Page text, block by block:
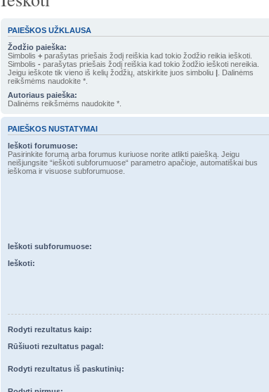
PAIEŠKOS UŽKLAUSA
Žodžio paieška:
Simbolis + parašytas priešais žodį reiškia kad tokio žodžio reikia ieškoti.
Simbolis - parašytas priešais žodį reiškia kad tokio žodžio ieškoti nereikia.
Jeigu ieškote tik vieno iš kelių žodžių, atskirkite juos simboliu | . Dalinėms
reikšmėms naudokite *.
Autoriaus paieška:
Dalinėms reikšmėms naudokite *.
PAIEŠKOS NUSTATYMAI
Ieškoti forumuose:
Pasirinkite forumą arba forumus kuriuose norite atlikti paiešką. Jeigu
neišjungsite “ieškoti subforumuose“ parametro apačioje, automatiškai bus
ieškoma ir visuose subforumuose.
Ieškoti subforumuose:
Ieškoti:
Rodyti rezultatus kaip:
Rūšiuoti rezultatus pagal:
Rodyti rezultatus iš paskutinių: